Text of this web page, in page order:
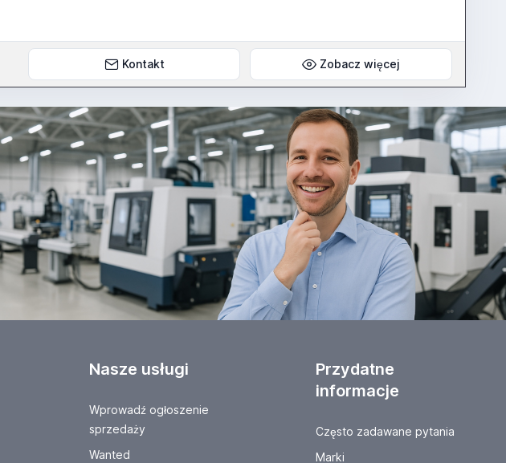
Kontakt Zobacz więcej
Nasze usługi
Wprowadź ogłoszenie
sprzedaży
Wanted
Przydatne
informacje
Często zadawane pytania
Marki